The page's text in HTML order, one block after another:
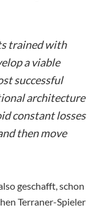
trained with
a viable
successful
architecture
constant losses
then move
geschafft, schon
Terraner-Spieler